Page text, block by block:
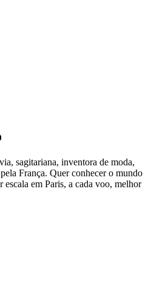
sagitariana, inventora de moda,
França. Quer conhecer o mundo
escala em Paris, a cada voo, melhor